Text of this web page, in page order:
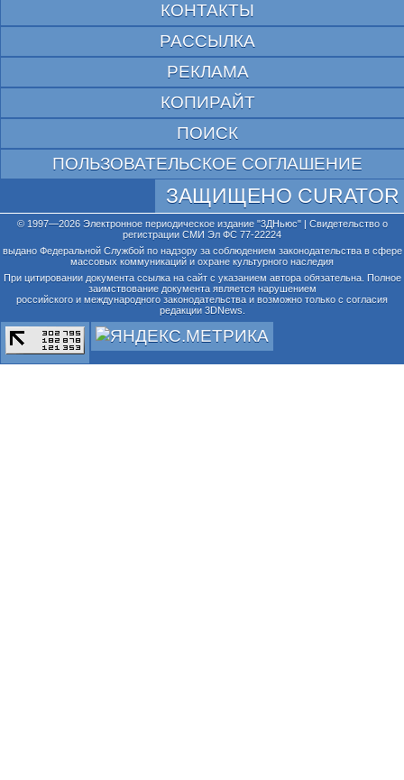
КОНТАКТЫ
РАССЫЛКА
РЕКЛАМА
КОПИРАЙТ
ПОИСК
ПОЛЬЗОВАТЕЛЬСКОЕ СОГЛАШЕНИЕ
ЗАЩИЩЕНО CURATOR
© 1997—2026 Электронное периодическое издание "3ДНьюс" | Свидетельство о
регистрации СМИ Эл ФС 77-22224
выдано Федеральной Службой по надзору за соблюдением законодательства в сфере
массовых коммуникаций и охране культурного наследия
При цитировании документа ссылка на сайт с указанием автора обязательна. Полное
заимствование документа является нарушением
российского и международного законодательства и возможно только с согласия
редакции 3DNews.